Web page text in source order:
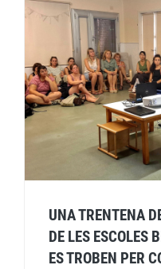
UNA TRENTENA
DE LES ESCOLES
ES TROBEN PER